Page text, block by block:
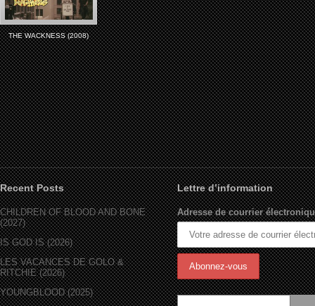
THE WACKNESS (2008)
Recent Posts
CHILDREN OF BLOOD AND BONE
(2027)
IS GOD IS (2026)
LES VACANCES DE GOLO &
RITCHIE (2026)
YOUNGBLOOD (2025)
Lettre d’information
Adresse de courrier